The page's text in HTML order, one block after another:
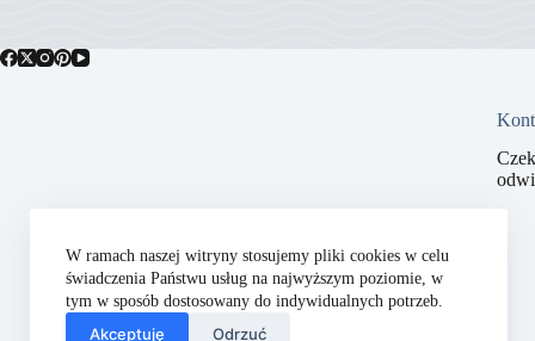
W ramach naszej witryny stosujemy pliki cookies w celu
świadczenia Państwu usług na najwyższym poziomie, w
tym w sposób dostosowany do indywidualnych potrzeb.
Akceptuję Odrzuć